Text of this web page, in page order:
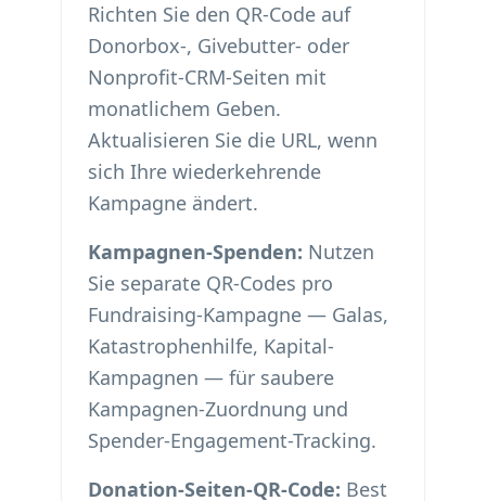
Richten Sie den QR-Code auf
Donorbox-, Givebutter- oder
Nonprofit-CRM-Seiten mit
monatlichem Geben.
Aktualisieren Sie die URL, wenn
sich Ihre wiederkehrende
Kampagne ändert.
Kampagnen-Spenden: Nutzen
Sie separate QR-Codes pro
Fundraising-Kampagne — Galas,
Katastrophenhilfe, Kapital-
Kampagnen — für saubere
Kampagnen-Zuordnung und
Spender-Engagement-Tracking.
Donation-Seiten-QR-Code: Best